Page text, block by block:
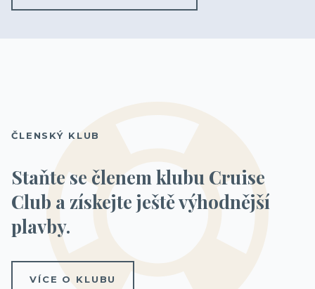
ČLENSKÝ KLUB
Staňte se členem klubu Cruise
Club a získejte ještě výhodnější
plavby.
VÍCE O KLUBU